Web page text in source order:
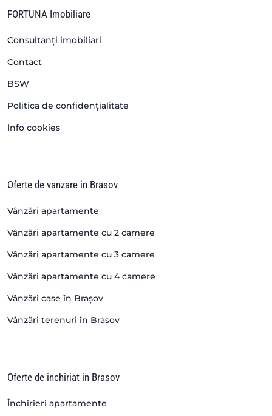
FORTUNA Imobiliare
Consultanți imobiliari
Contact
BSW
Politica de confidențialitate
Info cookies
Oferte de vanzare in Brasov
Vânzări apartamente
Vânzări apartamente cu 2 camere
Vânzări apartamente cu 3 camere
Vânzări apartamente cu 4 camere
Vânzări case în Brașov
Vânzări terenuri în Brașov
Oferte de inchiriat in Brasov
Închirieri apartamente